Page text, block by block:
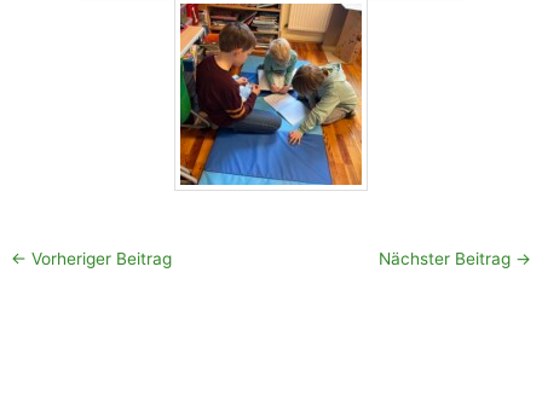
← Vorheriger Beitrag Nächster Beitrag →